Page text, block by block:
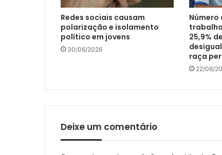
Redes sociais causam
polarização e isolamento
político em jovens
30/06/2026
Número
25,9%
raça
22/06/
Deixe um comentário